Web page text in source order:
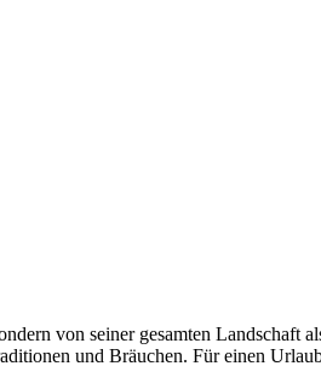
von seiner gesamten
und Bräuchen. Für einen